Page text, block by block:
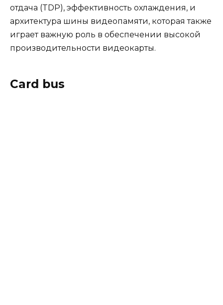
отдача (TDP), эффективность охлаждения, и
архитектура шины видеопамяти, которая также
играет важную роль в обеспечении высокой
производительности видеокарты.
Card bus